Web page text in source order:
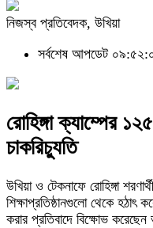
নিজস্ব প্রতিবেদক, উখিয়া
সর্বশেষ আপডেট
রোহিঙ্গা ক্যাম্পের
চাকরিচ্যুতি
উখিয়া ও টেকনাফে রোহিঙ্গা
শিক্ষাপ্রতিষ্ঠানগুলো থেকে
করার প্রতিবাদে বিক্ষোভ